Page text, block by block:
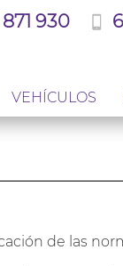
930
VEHÍCULOS
de las